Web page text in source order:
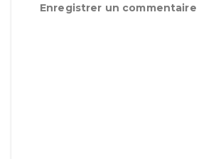
Enregistrer un commentaire